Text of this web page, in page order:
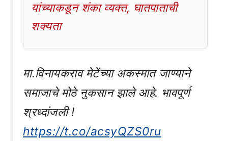
यांच्याकडून शंका व्यक्त, घातपाताची
शक्यता
मा.विनायकराव मेटेंच्या अकस्मात जाण्याने
समाजाचे मोठे नुकसान झाले आहे. भावपूर्ण
श्रध्दांजली !
https://t.co/acsyQZS0ru